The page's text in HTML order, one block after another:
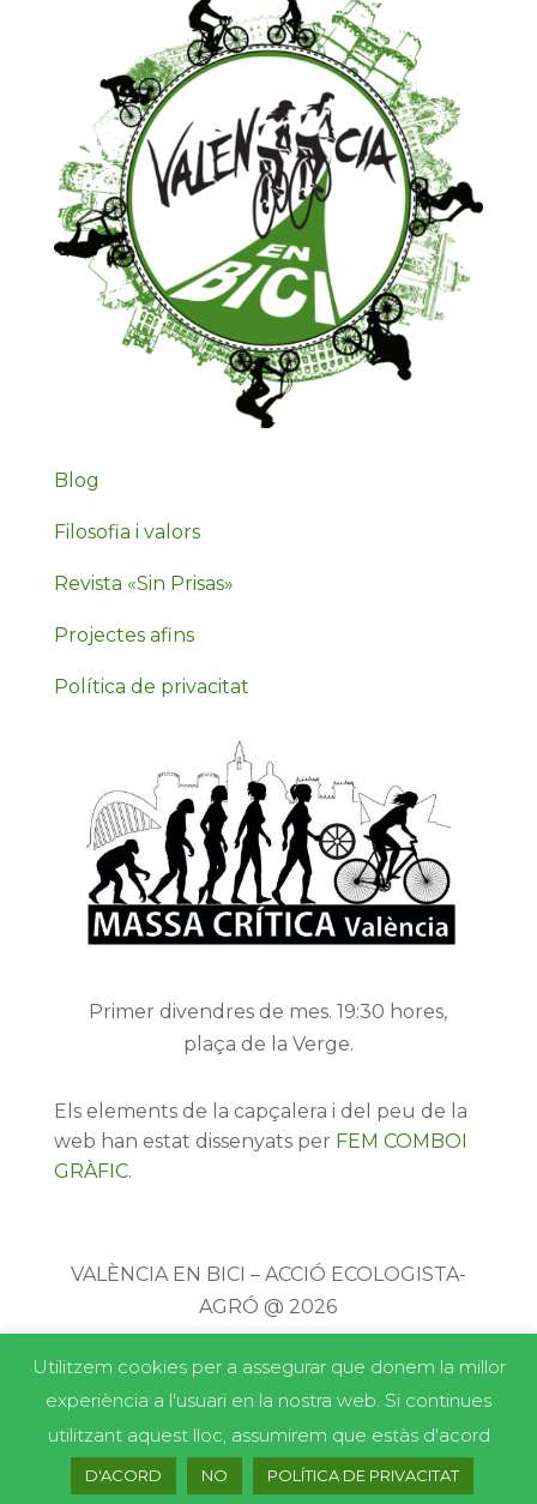
Blog
Filosofia i valors
Revista «Sin Prisas»
Projectes afins
Política de privacitat
Primer divendres de mes. 19:30 hores,
plaça de la Verge.
Els elements de la capçalera i del peu de la
web han estat dissenyats per FEM COMBOI
GRÀFIC.
VALÈNCIA EN BICI – ACCIÓ ECOLOGISTA-
AGRÓ @ 2026
Utilitzem cookies per a assegurar que donem la millor
experiència a l'usuari en la nostra web. Si continues
utilitzant aquest lloc, assumirem que estàs d'acord
D'ACORD NO POLÍTICA DE PRIVACITAT